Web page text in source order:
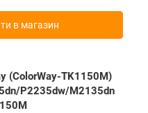
в магазин
(ColorWay-TK1150M)
P2235dw/M2135dn